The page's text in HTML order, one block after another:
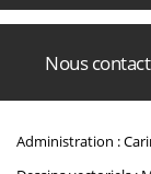
Nous
Administration :